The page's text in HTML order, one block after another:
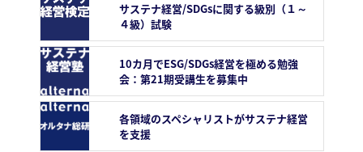
サステナ経営/SDGsに関する級別（１～
４級）試験
10カ月でESG/SDGs経営を極める勉強
会：第21期受講生を募集中
各領域のスペシャリストがサステナ経営
を支援